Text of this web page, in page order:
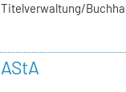
Titelverwaltung/
AStA